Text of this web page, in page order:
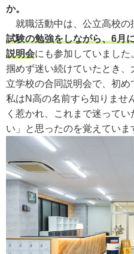
か。
就職活動中は、公立高校の
試験の勉強をしながら、6月
説明会にも参加していまし
掴めず迷い続けていたとき
立学校の合同説明会で、初
私はN高の名前すら知りませ
く惹かれ、これまで迷って
い」と思ったのを覚えていま